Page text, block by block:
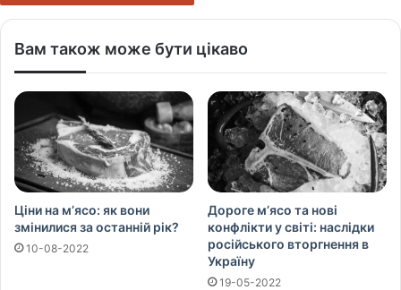
Вам також може бути цікаво
Ціни на м’ясо: як вони
змінилися за останній рік?
10-08-2022
Дороге м’ясо та нові
конфлікти у світі: наслідки
російського вторгнення в
Україну
19-05-2022